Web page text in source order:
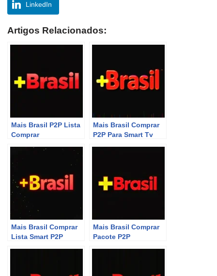
LinkedIn
Artigos Relacionados:
Mais Brasil P2P Lista
Comprar
Mais Brasil Comprar
P2P Para Smart Tv
Mais Brasil Comprar
Lista Smart P2P
Mais Brasil Comprar
Pacote P2P